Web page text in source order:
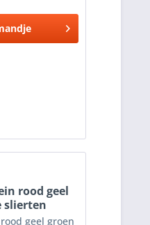
rood geel
slierten
geel groen